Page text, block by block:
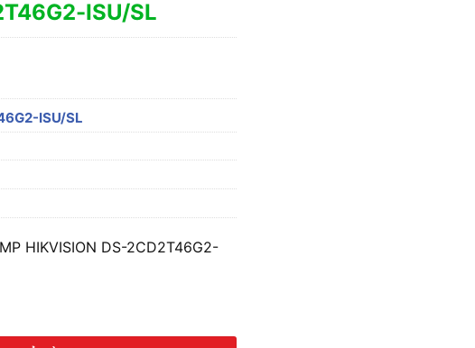
ISU/SL
ISU/SL
HIKVISION DS-2CD2T46G2-
DS-2CD2T46G2-ISU/SL số lượng